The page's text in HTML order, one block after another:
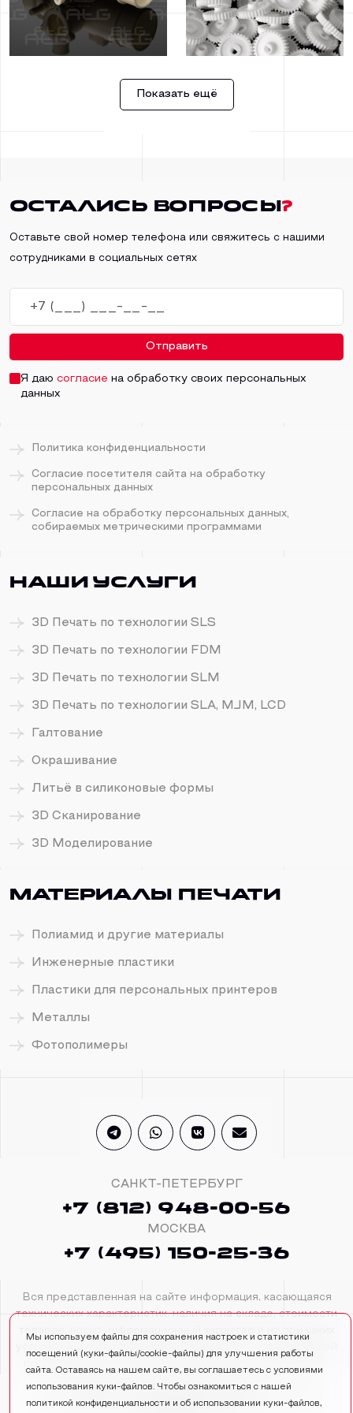
Мы используем файлы для сохранения настроек и статистики
посещений (куки‑файлы/cookie-файлы) для улучшения работы
сайта. Оставаясь на нашем сайте, вы соглашаетесь с условиями
использования куки-файлов. Чтобы ознакомиться с нашей
политикой конфиденциальности и об использовании куки-файлов,
Показать ещё
Остались вопросы ?
Оставьте свой номер телефона или свяжитесь с нашими
сотрудниками в социальных сетях
Отправить
Я даю согласие на обработку своих персональных
данных
Политика конфиденциальности
Согласие посетителя сайта на обработку
персональных данных
Согласие на обработку персональных данных,
собираемых метрическими программами
Наши услуги
3D Печать по технологии SLS
3D Печать по технологии FDM
3D Печать по технологии SLM
3D Печать по технологии SLA, MJM, LCD
Галтование
Окрашивание
Литьё в силиконовые формы
3D Сканирование
3D Моделирование
Материалы печати
Полиамид и другие материалы
Инженерные пластики
Пластики для персональных принтеров
Металлы
Фотополимеры
САНКТ-ПЕТЕРБУРГ
+7 (812) 948-00-56
МОСКВА
+7 (495) 150-25-36
Вся представленная на сайте информация, касающаяся
технических характеристик, наличия на складе, стоимости
условиях не является публичной офертой, определяемой
ADDITIVE TECHNOLOGY GROUP
. Все права